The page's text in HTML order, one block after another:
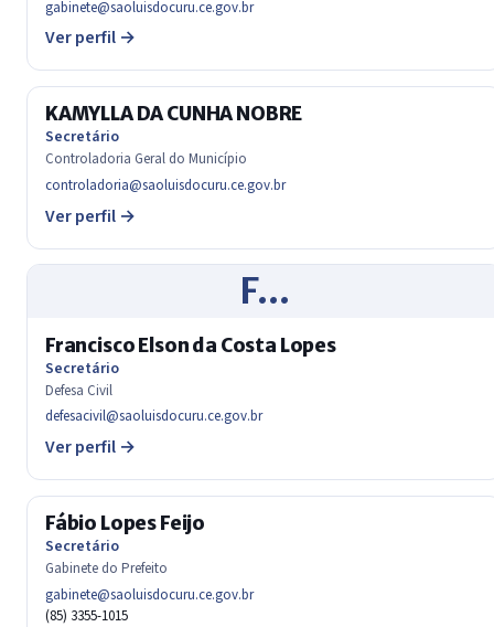
gabinete@saoluisdocuru.ce.gov.br
Ver perfil →
KAMYLLA DA CUNHA NOBRE
Secretário
Controladoria Geral do Município
controladoria@saoluisdocuru.ce.gov.br
Ver perfil →
F…
Francisco Elson da Costa Lopes
Secretário
Defesa Civil
defesacivil@saoluisdocuru.ce.gov.br
Ver perfil →
Fábio Lopes Feijo
Secretário
Gabinete do Prefeito
gabinete@saoluisdocuru.ce.gov.br
(85) 3355-1015